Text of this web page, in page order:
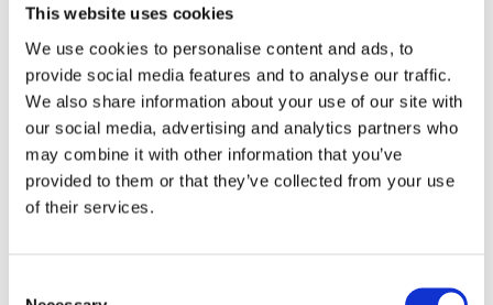
This website uses cookies
We use cookies to personalise content and ads, to
provide social media features and to analyse our traffic.
We also share information about your use of our site with
our social media, advertising and analytics partners who
may combine it with other information that you’ve
provided to them or that they’ve collected from your use
of their services.
Jong Haventalent
Haventalent 2018 noemen. Ana kreeg het
prijzenpakket overhandigt van het
haventalent van 2017 Renee Naaktgeboren.
Wouter de Jonge (Bolier) was de andere
finalist in deze categorie.
Beste Havenidee